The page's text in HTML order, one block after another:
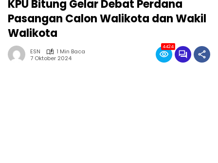
KPU Bitung Gelar Debat Perdana
Pasangan Calon Walikota dan Wakil
Walikota
ESN
1 Min Baca
7 Oktober 2024
4424